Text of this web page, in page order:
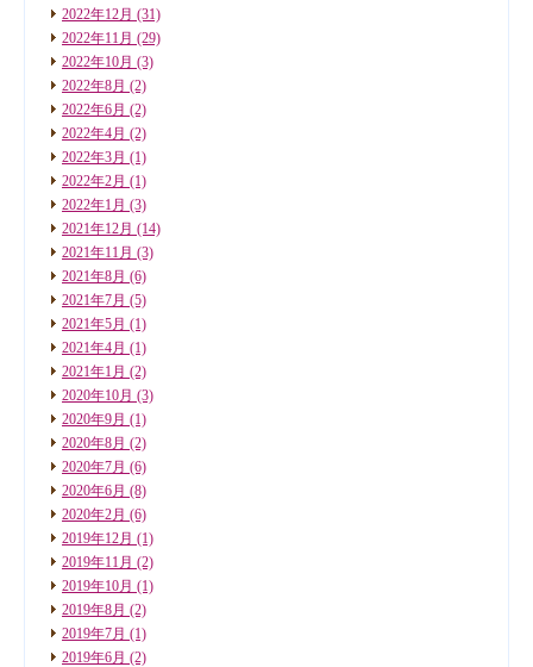
2022年12月 (31)
2022年11月 (29)
2022年10月 (3)
2022年8月 (2)
2022年6月 (2)
2022年4月 (2)
2022年3月 (1)
2022年2月 (1)
2022年1月 (3)
2021年12月 (14)
2021年11月 (3)
2021年8月 (6)
2021年7月 (5)
2021年5月 (1)
2021年4月 (1)
2021年1月 (2)
2020年10月 (3)
2020年9月 (1)
2020年8月 (2)
2020年7月 (6)
2020年6月 (8)
2020年2月 (6)
2019年12月 (1)
2019年11月 (2)
2019年10月 (1)
2019年8月 (2)
2019年7月 (1)
2019年6月 (2)